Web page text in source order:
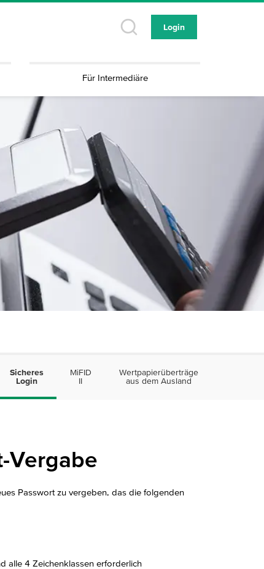
Login
Für Intermediäre
Sicheres
Login
MiFID
II
Wertpapierüberträge
aus dem Ausland
Vergabe
Passwort zu vergeben, das die folgenden
alle 4 Zeichenklassen erforderlich